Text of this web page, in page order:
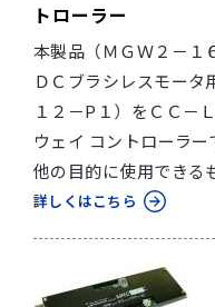
トローラー
本製品（ＭＧＷ２－１
ＤＣブラシレスモータ
１２－P１）をＣＣ－
ウェイ コントローラー
他の目的に使用できる
詳しくはこちら